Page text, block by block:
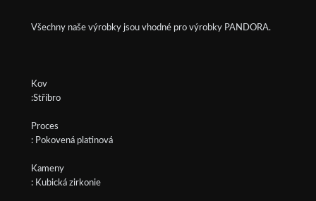
Všechny naše výrobky jsou vhodné pro výrobky PANDORA.
Kov
:Stříbro
Proces
: Pokovená platinová
Kameny
: Kubická zirkonie